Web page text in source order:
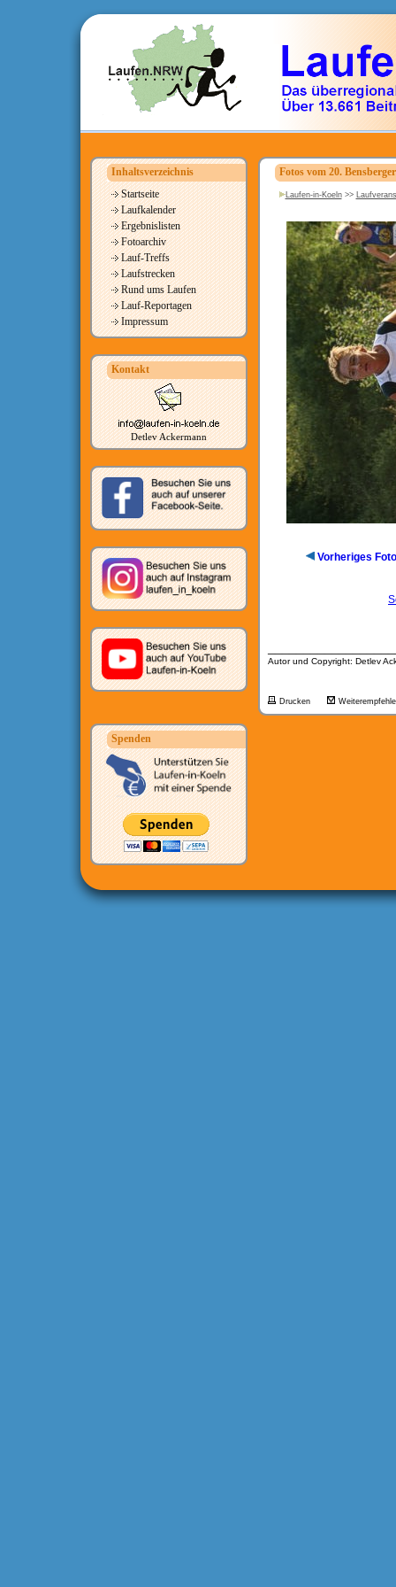
Inhaltsverzeichnis
Startseite
Laufkalender
Ergebnislisten
Fotoarchiv
Lauf-Treffs
Laufstrecken
Rund ums Laufen
Lauf-Reportagen
Impressum
Kontakt
Detlev Ackermann
Spenden
Fotos vom 20.
Laufen-in-Koeln>>
Vorheriges Foto
Autor und Copyright: Detlev
Drucken